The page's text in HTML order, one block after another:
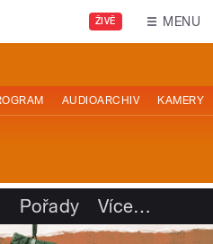
ŽIVĚ MENU
AUDIOARCHIV KAMERY
Pořady Více…